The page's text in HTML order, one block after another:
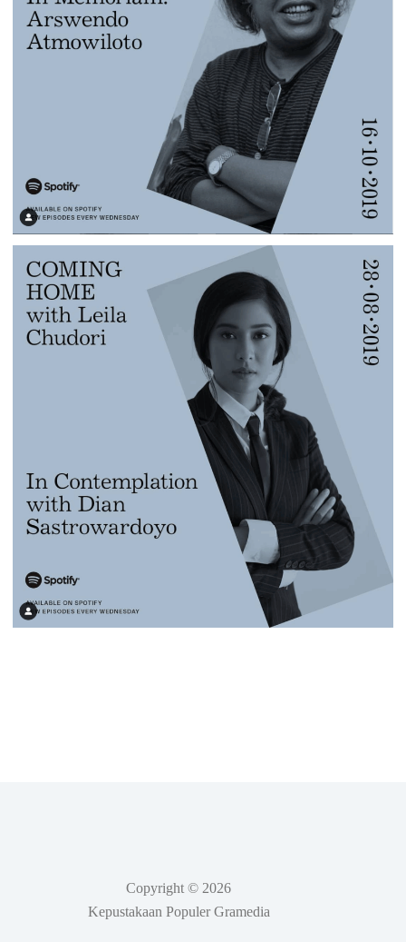
Copyright © 2026
Kepustakaan Populer Gramedia